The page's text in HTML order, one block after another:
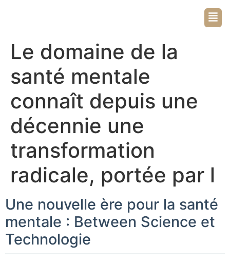
Le domaine de la
santé mentale
connaît depuis une
décennie une
transformation
radicale, portée par l
Une nouvelle ère pour la santé
mentale : Between Science et
Technologie